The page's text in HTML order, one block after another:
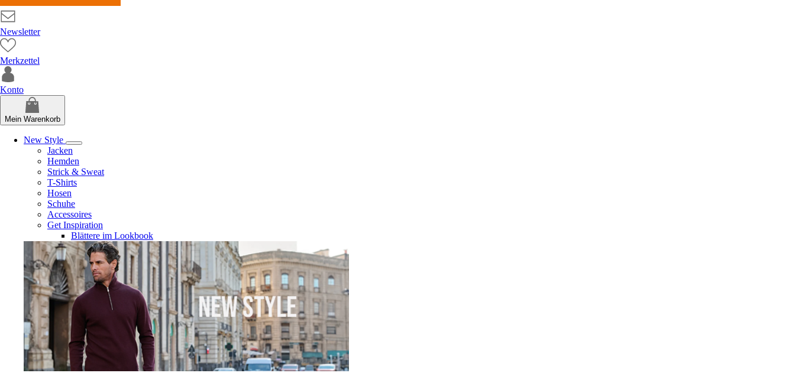
Newsletter
Merkzettel
Konto
Mein Warenkorb
New Style
Jacken
Hemden
Strick & Sweat
T-Shirts
Hosen
Schuhe
Accessoires
Get Inspiration
Blättere im Lookbook